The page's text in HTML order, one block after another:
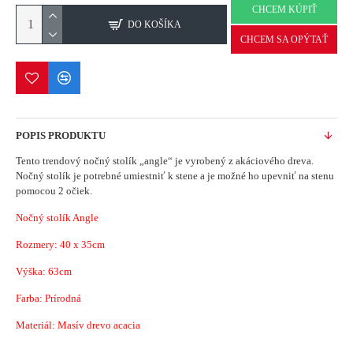
DO KOŠÍKA
CHCEM KÚPIŤ
CHCEM SA OPÝTAŤ
POPIS PRODUKTU
Tento trendový nočný stolík „angle“ je vyrobený z akáciového dreva.
Nočný stolík je potrebné umiestniť k stene a je možné ho upevniť na stenu
pomocou 2 očiek.
Nočný stolík Angle
Rozmery: 40 x 35cm
Výška: 63cm
Farba: Prírodná
Materiál: Masív drevo acacia